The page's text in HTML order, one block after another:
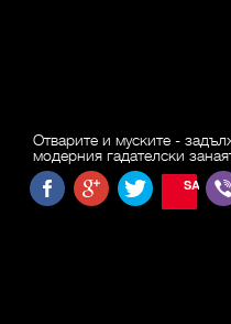
Отварите и муските -
модерния гадателски
SAVE